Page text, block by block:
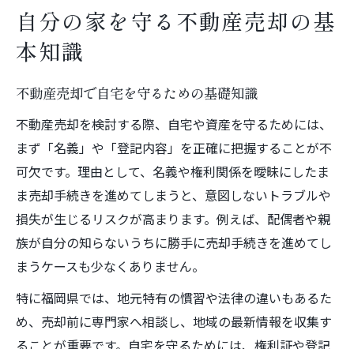
不動産売却前の名義チェック方法とは
自宅が勝手に売却されないための対策
共有名義の不動産売却で注意すべき点
不動産売却に必要な登記情報の確認手順
勝手な不動産売却トラブルの防止策
配偶者が家を売るリスクと対策を解説
旦那が不動産売却した時の対応方法
配偶者の勝手な家売却リスクを検証
不動産売却トラブルを未然に防ぐコツ
自宅を守るための売却対策と注意点
不動産売却と訴訟リスクの実情を把握
離婚・別居時の不動産売却で損しない方法
離婚時の不動産売却で自己防衛を強化
自分の家を守る不動産売却の基
本知識
不動産売却で自宅を守るための基礎知識
不動産売却を検討する際、自宅や資産を守るためには、
まず「名義」や「登記内容」を正確に把握することが不
可欠です。理由として、名義や権利関係を曖昧にしたま
ま売却手続きを進めてしまうと、意図しないトラブルや
損失が生じるリスクが高まります。例えば、配偶者や親
族が自分の知らないうちに勝手に売却手続きを進めてし
まうケースも少なくありません。
特に福岡県では、地元特有の慣習や法律の違いもあるた
め、売却前に専門家へ相談し、地域の最新情報を収集す
ることが重要です。自宅を守るためには、権利証や登記